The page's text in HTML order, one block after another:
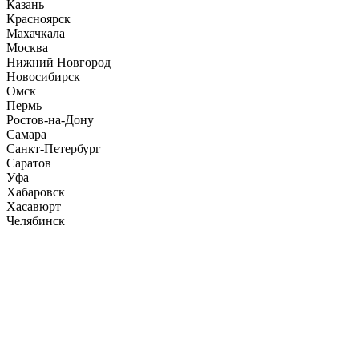
Казань
Красноярск
Махачкала
Москва
Нижний Новгород
Новосибирск
Омск
Пермь
Ростов-на-Дону
Самара
Санкт-Петербург
Саратов
Уфа
Хабаровск
Хасавюрт
Челябинск